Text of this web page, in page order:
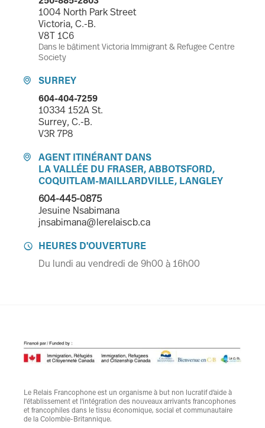
1004 North Park Street
Victoria, C.-B.
V8T 1C6
Dans le bâtiment Victoria Immigrant & Refugee Centre
Society

SURREY
604-404-7259
10334 152A St.
Surrey, C.-B.
V3R 7P8

AGENT ITINÉRANT DANS
LA VALLÉE DU FRASER, ABBOTSFORD,
COQUITLAM-MAILLARDVILLE, LANGLEY
604-445-0875
Jesuine Nsabimana
jnsabimana@lerelaiscb.ca

HEURES D'OUVERTURE
Du lundi au vendredi de 9h00 à 16h00
Le Relais Francophone est un organisme à but non lucratif d’aide à
l'établissement et l'intégration des nouveaux arrivants francophones
et francophiles dans le tissu économique, social et communautaire
de la Colombie-Britannique.